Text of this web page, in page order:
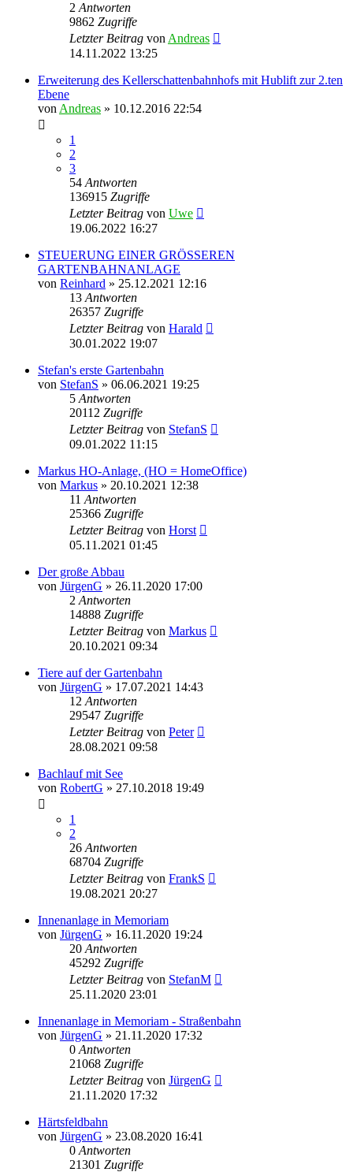
2 Antworten
9862 Zugriffe
Letzter Beitrag von Andreas
14.11.2022 13:25
Erweiterung des Kellerschattenbahnhofs mit Hublift zur 2.ten
Ebene
von Andreas » 10.12.2016 22:54
1
2
3
54 Antworten
136915 Zugriffe
Letzter Beitrag von Uwe
19.06.2022 16:27
STEUERUNG EINER GRÖSSEREN
GARTENBAHNANLAGE
von Reinhard » 25.12.2021 12:16
13 Antworten
26357 Zugriffe
Letzter Beitrag von Harald
30.01.2022 19:07
Stefan's erste Gartenbahn
von StefanS » 06.06.2021 19:25
5 Antworten
20112 Zugriffe
Letzter Beitrag von StefanS
09.01.2022 11:15
Markus HO-Anlage, (HO = HomeOffice)
von Markus » 20.10.2021 12:38
11 Antworten
25366 Zugriffe
Letzter Beitrag von Horst
05.11.2021 01:45
Der große Abbau
von JürgenG » 26.11.2020 17:00
2 Antworten
14888 Zugriffe
Letzter Beitrag von Markus
20.10.2021 09:34
Tiere auf der Gartenbahn
von JürgenG » 17.07.2021 14:43
12 Antworten
29547 Zugriffe
Letzter Beitrag von Peter
28.08.2021 09:58
Bachlauf mit See
von RobertG » 27.10.2018 19:49
1
2
26 Antworten
68704 Zugriffe
Letzter Beitrag von FrankS
19.08.2021 20:27
Innenanlage in Memoriam
von JürgenG » 16.11.2020 19:24
20 Antworten
45292 Zugriffe
Letzter Beitrag von StefanM
25.11.2020 23:01
Innenanlage in Memoriam - Straßenbahn
von JürgenG » 21.11.2020 17:32
0 Antworten
21068 Zugriffe
Letzter Beitrag von JürgenG
21.11.2020 17:32
Härtsfeldbahn
von JürgenG » 23.08.2020 16:41
0 Antworten
21301 Zugriffe